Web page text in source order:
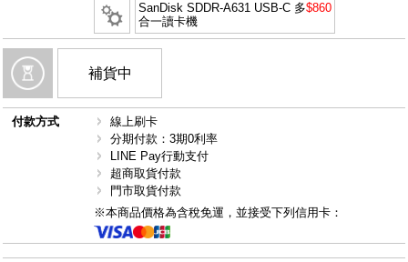
SanDisk SDDR-A631 USB-C 多
合一讀卡機
$860
補貨中
付款方式
線上刷卡
分期付款：3期0利率
LINE Pay行動支付
超商取貨付款
門市取貨付款
※本商品價格為含稅免運，並接受下列信用卡：